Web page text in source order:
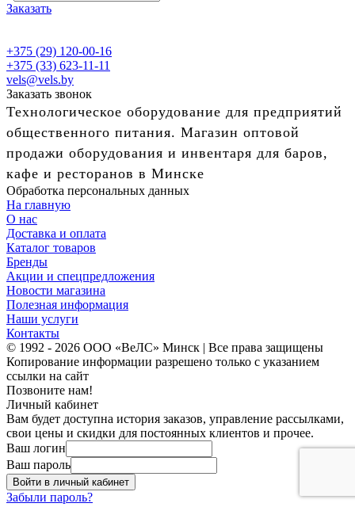
Заказать
+375 (29) 120-00-16
+375 (33) 623-11-11
vels@vels.by
Заказать звонок
Технологическое оборудование для предприятий
общественного питания. Магазин оптовой
продажи оборудования и инвентаря для баров,
кафе и ресторанов в Минске
Обработка персональных данных
На главную
О нас
Доставка и оплата
Каталог товаров
Бренды
Акции и спецпредложения
Новости магазина
Полезная информация
Наши услуги
Контакты
© 1992 - 2026 ООО «ВеЛС» Минск | Все права защищены
Копирование информации разрешено только с указанием
ссылки на сайт
Позвоните нам!
Личный кабинет
Вам будет доступна история заказов, управление рассылками,
свои цены и скидки для постоянных клиентов и прочее.
Ваш логин
Ваш пароль
Войти в личный кабинет
Забыли пароль?